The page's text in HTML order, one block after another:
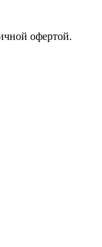
офертой.